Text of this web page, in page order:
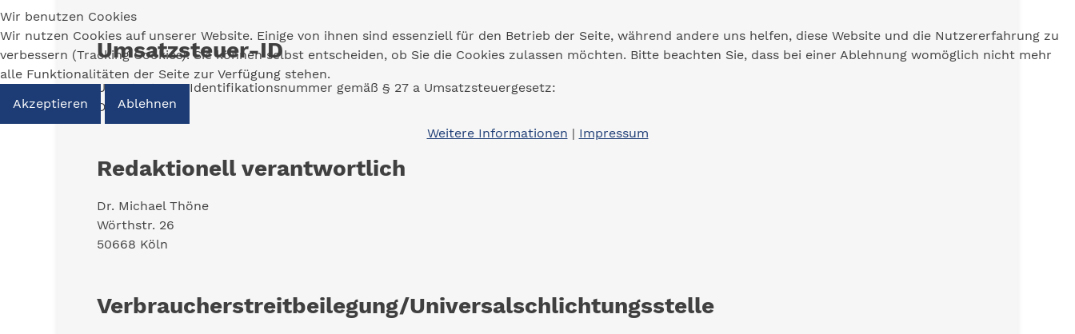
Umsatzsteuer-ID
Umsatzsteuer-Identifikationsnummer gemäß § 27 a Umsatzsteuergesetz:
DE 123 048 919
Redaktionell verantwortlich
Dr. Michael Thöne
Wörthstr. 26
50668 Köln
Verbraucher­streit­beilegung/Universal­schlichtungs­stelle
Wir benutzen Cookies
Wir nutzen Cookies auf unserer Website. Einige von ihnen sind essenziell für den Betrieb der Seite, während andere uns helfen, diese Website und die Nutzererfahrung zu
verbessern (Tracking Cookies). Sie können selbst entscheiden, ob Sie die Cookies zulassen möchten. Bitte beachten Sie, dass bei einer Ablehnung womöglich nicht mehr
alle Funktionalitäten der Seite zur Verfügung stehen.
Akzeptieren
Ablehnen
Weitere Informationen | Impressum